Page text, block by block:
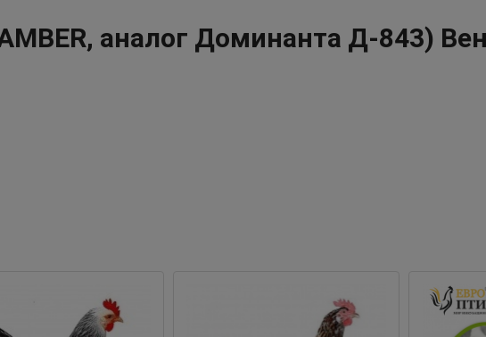
аналог Доминанта Д-843)